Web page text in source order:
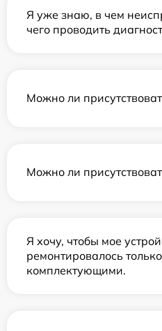
Я уже знаю, в чем
чего проводить
Можно ли
Можно ли
Я хочу, чтобы мое
ремонтировалось
комплектующими.